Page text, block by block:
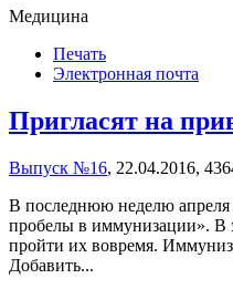
Медицина
Печать
Электронная почта
Пригласят на
Выпуск №16, 22.04.2016,
В последнюю неделю апреля
пробелы в иммунизации». В
пройти их вовремя.
Добавить...